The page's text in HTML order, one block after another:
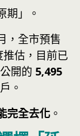
期」。
，全市預售
估，目前已
開的 5,495
。
完全去化 。